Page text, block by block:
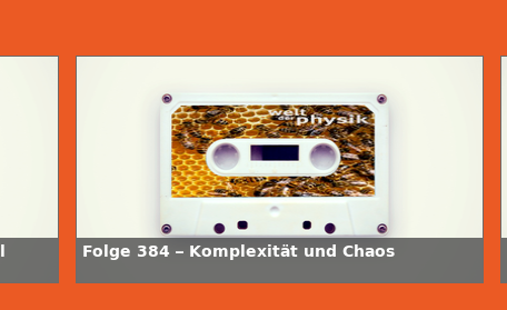
Folge 384 – Komplexität und Chaos